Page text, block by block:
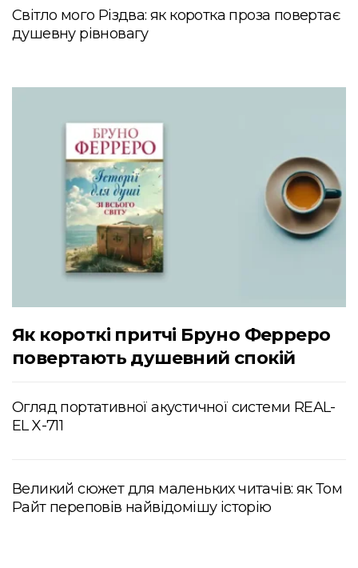
Світло мого Різдва: як коротка проза повертає
душевну рівновагу
Як короткі притчі Бруно Ферреро
повертають душевний спокій
Огляд портативної акустичної системи REAL-
EL X-711
Великий сюжет для маленьких читачів: як Том
Райт переповів найвідомішу історію